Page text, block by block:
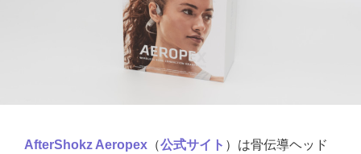
AfterShokz Aeropex （公式サイト ）は骨伝導ヘッド